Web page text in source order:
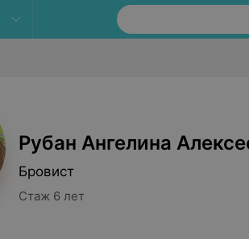
Рубан Ангелина
Бровист
Стаж 6 лет